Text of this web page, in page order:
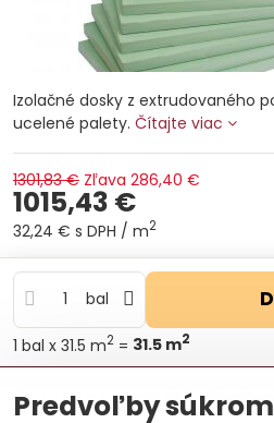
Izolačné dosky z extrudovaného
ucelené palety. Čítajte viac
1301,83 € Zľava 286,40 €
1015,43 €
32,24 € s DPH / m2
bal
1 bal x 31.5 m2 = 31.5 m2
Otázka k produktu
Predvoľby